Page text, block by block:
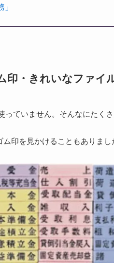
・きれいなファイ
っていません。そんなにたく
印を見かけることもありまし